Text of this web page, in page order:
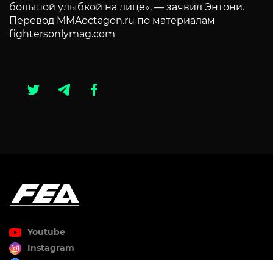
большой улыбкой на лице», — заявил Энтони.
Перевод MMAoctagon.ru по материалам
fightersonlymag.com
Youtube
Instagram